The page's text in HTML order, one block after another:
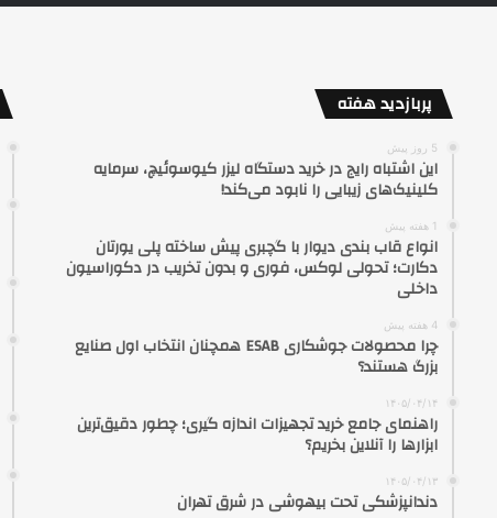
پربازدید هفته
5 روز پیش
این اشتباه رایج در خرید دستگاه لیزر کیوسوئیچ، سرمایه
کلینیک‌های زیبایی را نابود می‌کند!
1 هفته پیش
انواع قاب بندی دیوار با گچبری پیش ساخته پلی یورتان
دکارت؛ تحولی لوکس، فوری و بدون تخریب در دکوراسیون
داخلی
4 هفته پیش
چرا محصولات جوشکاری ESAB همچنان انتخاب اول صنایع
بزرگ هستند؟
۱۴۰۵/۰۴/۱۴
راهنمای جامع خرید تجهیزات اندازه گیری؛ چطور دقیق‌ترین
ابزارها را آنلاین بخریم؟
۱۴۰۵/۰۴/۱۳
دندانپزشکی تحت بیهوشی در شرق تهران